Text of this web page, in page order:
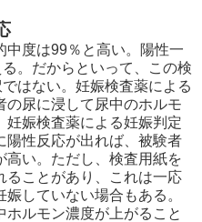
中度は99％と高い。陽性一
。だからといって、この検
はない。妊娠検査薬による
の尿に浸して尿中のホルモ
妊娠検査薬による妊娠判定
陽性反応が出れば、被験者
高い。ただし、検査用紙を
ることがあり、これは一応
していない場合もある。
ホルモン濃度が上がること